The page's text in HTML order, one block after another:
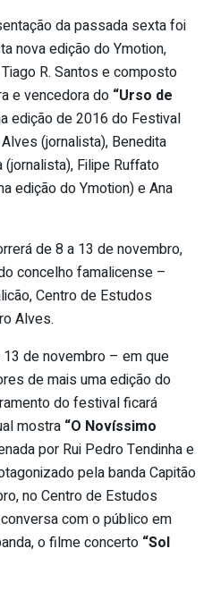
da passada sexta foi
nova edição do Ymotion,
R. Santos e composto
e vencedora do “Urso de
edição de 2016 do Festival
(jornalista), Benedita
Filipe Ruffato
edição do Ymotion) e Ana
de 8 a 13 de novembro,
concelho famalicense –
Centro de Estudos
Alves.
de novembro – em que
de mais uma edição do
do festival ficará
mostra “O Novíssimo
por Rui Pedro Tendinha e
pela banda Capitão
no Centro de Estudos
com o público em
o filme concerto “Sol